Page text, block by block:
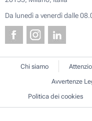
Da lunedì a venerdì dalle
Chi siamo
Avvertenze
Politica dei cookies